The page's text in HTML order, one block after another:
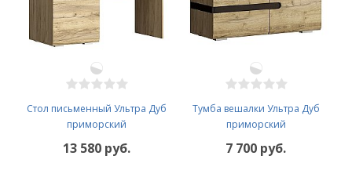
Стол письменный Ультра Дуб
приморский
13 580 руб.
Тумба вешалки Ультра Дуб
приморский
7 700 руб.